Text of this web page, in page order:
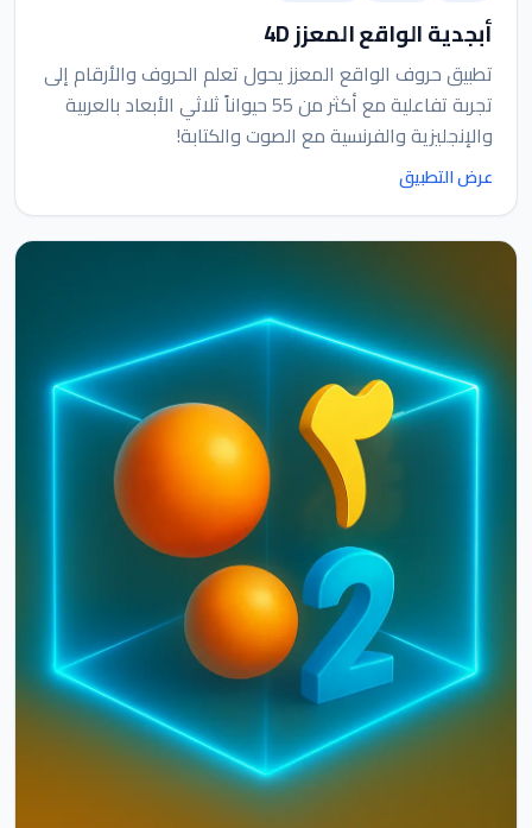
أبجدية الواقع المعزز 4D
تطبيق حروف الواقع المعزز يحول تعلم الحروف والأرقام إلى
تجربة تفاعلية مع أكثر من 55 حيواناً ثلاثي الأبعاد بالعربية
والإنجليزية والفرنسية مع الصوت والكتابة!
عرض التطبيق